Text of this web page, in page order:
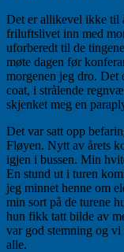
Det er allikevel ikke til
friluftslivet inn med
uforberedt til de
møte dagen før
morgenen jeg dro. Det
coat, i strålende
skjenket meg en
Det var satt opp
Fløyen. Nytt av årets
igjen i bussen. Min
En stund ut i turen
jeg minnet henne om
min sort på de turene
hun fikk tatt bilde av
var god stemning og
alle.